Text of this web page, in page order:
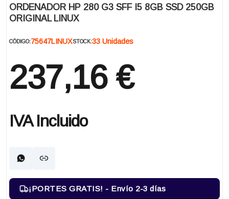
ORDENADOR HP 280 G3 SFF I5 8GB SSD 250GB
ORIGINAL LINUX
CÓDIGO:75647LINUXSTOCK:33 Unidades
237,16 €
IVA Incluido
¡PORTES GRATIS! - Envío 2-3 días